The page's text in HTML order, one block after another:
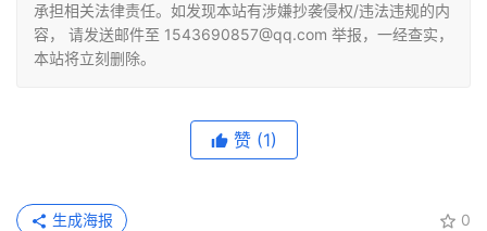
承担相关法律责任。如发现本站有涉嫌抄袭侵权/违法违规的内
容， 请发送邮件至 1543690857@qq.com 举报，一经查实，
本站将立刻删除。
赞 (1)
0
生成海报